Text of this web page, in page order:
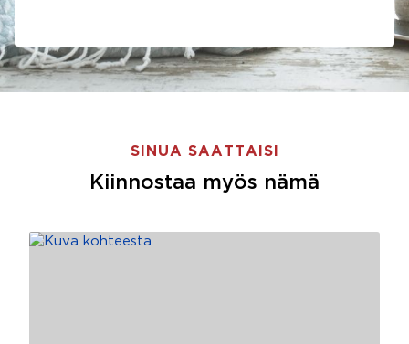
SINUA SAATTAISI
Kiinnostaa myös nämä